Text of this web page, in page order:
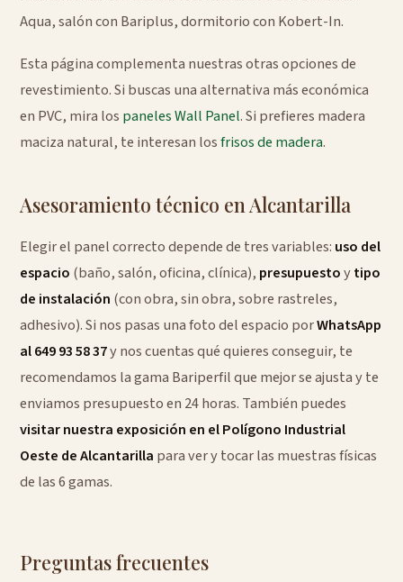
Aqua, salón con Bariplus, dormitorio con Kobert-In.
Esta página complementa nuestras otras opciones de
revestimiento. Si buscas una alternativa más económica
en PVC, mira los paneles Wall Panel. Si prefieres madera
maciza natural, te interesan losfrisos de madera.
Asesoramiento técnico en Alcantarilla
Elegir el panel correcto depende de tres variables: uso del
espacio (baño, salón, oficina, clínica), presupuestoytipo
de instalación (con obra, sin obra, sobre rastreles,
adhesivo). Si nos pasas una foto del espacio porWhatsApp
al 649 93 58 37y nos cuentas qué quieres conseguir, te
recomendamos la gama Bariperfil que mejor se ajusta y te
enviamos presupuesto en 24 horas. También puedes
visitar nuestra exposición en el Polígono Industrial
Oeste de Alcantarilla para ver y tocar las muestras físicas
de las 6 gamas.
Preguntas frecuentes